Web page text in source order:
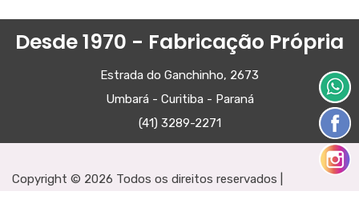
Desde 1970 - Fabricação Própria
Estrada do Ganchinho, 2673
Umbará - Curitiba - Paraná
(41) 3289-2271
Copyright © 2026 Todos os direitos reservados |